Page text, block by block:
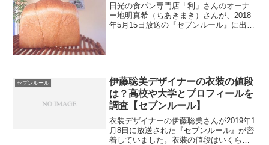
日光の食パン専門店「利」さんのオーナ
ー地明真希（ちあきまき）さんが、2018
年5月15日放送の『セブンルール』に出演
セブンルール
伊藤聡美デザイナーの衣装の値段
は？高校や大学とプロフィールを
調査【セブンルール】
衣装デザイナーの伊藤聡美さんが2019年1
月8日に放送された『セブンルール』が密
着していました。衣装の値段はいくらす